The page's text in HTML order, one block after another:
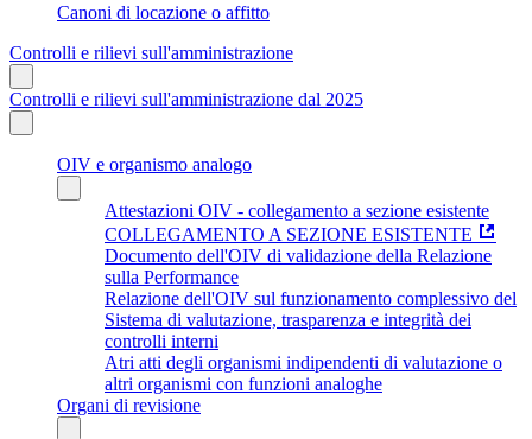
Canoni di locazione o affitto
Controlli e rilievi sull'amministrazione
Controlli e rilievi sull'amministrazione dal 2025
OIV e organismo analogo
Attestazioni OIV - collegamento a sezione esistente
COLLEGAMENTO A SEZIONE ESISTENTE
Documento dell'OIV di validazione della Relazione
sulla Performance
Relazione dell'OIV sul funzionamento complessivo del
Sistema di valutazione, trasparenza e integrità dei
controlli interni
Atri atti degli organismi indipendenti di valutazione o
altri organismi con funzioni analoghe
Organi di revisione